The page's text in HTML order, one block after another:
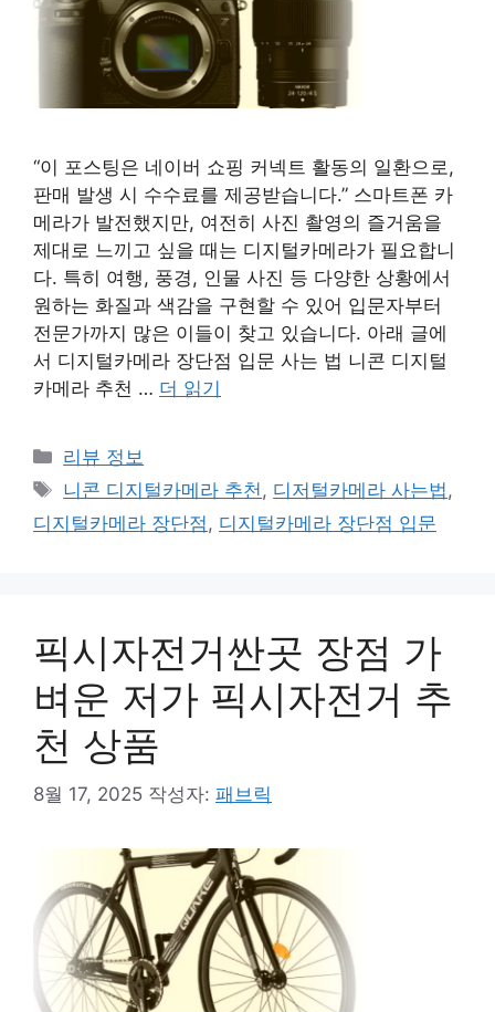
“이 포스팅은 네이버 쇼핑 커넥트 활동의 일환으로,
판매 발생 시 수수료를 제공받습니다.” 스마트폰 카
메라가 발전했지만, 여전히 사진 촬영의 즐거움을
제대로 느끼고 싶을 때는 디지털카메라가 필요합니
다. 특히 여행, 풍경, 인물 사진 등 다양한 상황에서
원하는 화질과 색감을 구현할 수 있어 입문자부터
전문가까지 많은 이들이 찾고 있습니다. 아래 글에
서 디지털카메라 장단점 입문 사는 법 니콘 디지털
카메라 추천 … 더 읽기
카
테
리
리뷰 정보
태
그
니콘 디지털카메라 추천, 디저털카메라 사는법,
디지털카메라 장단점, 디지털카메라 장단점 입문
픽시자전거싼곳 장점 가
벼운 저가 픽시자전거 추
천 상품
8월 17, 2025 작성자: 패브릭